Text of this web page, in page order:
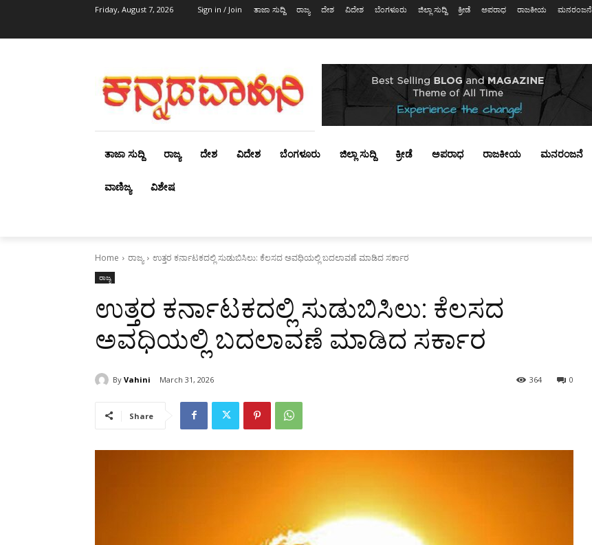
Friday, August 7, 2026 Sign in / Join ತಾಜಾ ಸುದ್ದಿ ರಾಜ್ಯ ದೇಶ ವಿದೇಶ ಬೆಂಗಳೂರು ಜಿಲ್ಲಾ ಸುದ್ದಿ ಕ್ರೀಡೆ ಅಪರಾಧ ರಾಜಕೀಯ ಮನರಂಜನೆ
ತಾಜಾ ಸುದ್ದಿ ರಾಜ್ಯ ದೇಶ ವಿದೇಶ ಬೆಂಗಳೂರು ಜಿಲ್ಲಾ ಸುದ್ದಿ ಕ್ರೀಡೆ ಅಪರಾಧ ರಾಜಕೀಯ ಮನರಂಜನೆ
ವಾಣಿಜ್ಯ ವಿಶೇಷ
Home ರಾಜ್ಯ ಉತ್ತರ ಕರ್ನಾಟಕದಲ್ಲಿ ಸುಡುಬಿಸಿಲು: ಕೆಲಸದ ಅವಧಿಯಲ್ಲಿ ಬದಲಾವಣೆ ಮಾಡಿದ ಸರ್ಕಾರ
ರಾಜ್ಯ
ಉತ್ತರ ಕರ್ನಾಟಕದಲ್ಲಿ ಸುಡುಬಿಸಿಲು: ಕೆಲಸದ
ಅವಧಿಯಲ್ಲಿ ಬದಲಾವಣೆ ಮಾಡಿದ ಸರ್ಕಾರ
By Vahini March 31, 2026 0
364
Share